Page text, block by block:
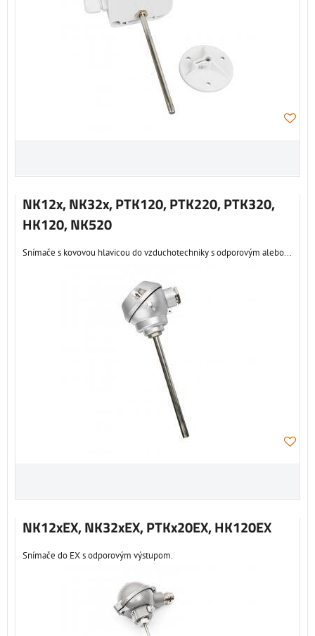
NK12x, NK32x, PTK120, PTK220, PTK320,
HK120, NK520
Snímače s kovovou hlavicou do vzduchotechniky s odporovým alebo...
NK12xEX, NK32xEX, PTKx20EX, HK120EX
Snímače do EX s odporovým výstupom.